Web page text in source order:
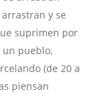
y se
suprimen por
un pueblo,
(de 20 a
piensan